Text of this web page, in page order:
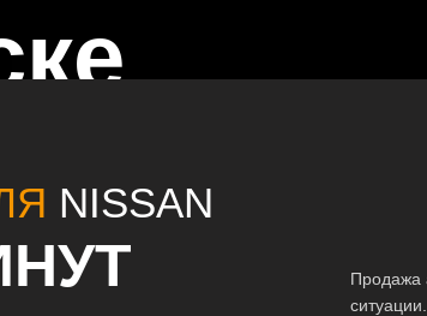
NISSAN
Продажа